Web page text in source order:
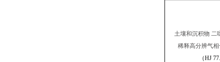
土壤和沉积物 二
稀释高分辨气
（HJ